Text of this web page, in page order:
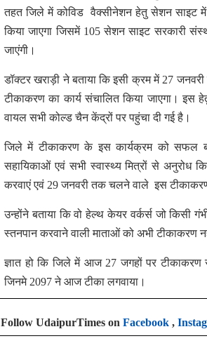
तहत जिले में कोविड वैक्सीनेशन हेतु सेशन साइट में
किया जाएगा जिसमें 105 सेशन साइट सरकारी
जाएंगी।
डॉक्टर खराड़ी ने बताया कि इसी क्रम में 27
टीकाकरण का कार्य संचालित किया जाएगा। इस
वायल सभी कोल्ड चैन केंद्रों पर पहुंचा दी गई है।
जिले में टीकाकरण के इस कार्यक्रम को सफल
सहायिकाओं एवं सभी स्वास्थ्य मित्रों से अनुरोध
करवाएं एवं 29 जनवरी तक चलने वाले इस
उन्होंने बताया कि वो हेल्थ केयर वर्कर्स जो किसी
स्तनपान करवाने वाली माताओं को अभी टीकाकरण
ज्ञात हो कि जिले में आज 27 जगहों पर टीकाकरण
जिनमे 2097 ने आज टीका लगवाया।
Follow UdaipurTimes on Facebook ,